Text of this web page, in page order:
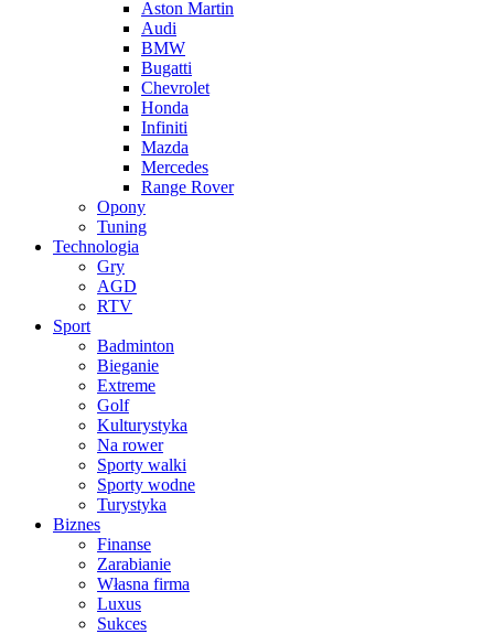
Aston Martin
Audi
BMW
Bugatti
Chevrolet
Honda
Infiniti
Mazda
Mercedes
Range Rover
Opony
Tuning
Technologia
Gry
AGD
RTV
Sport
Badminton
Bieganie
Extreme
Golf
Kulturystyka
Na rower
Sporty walki
Sporty wodne
Turystyka
Biznes
Finanse
Zarabianie
Własna firma
Luxus
Sukces